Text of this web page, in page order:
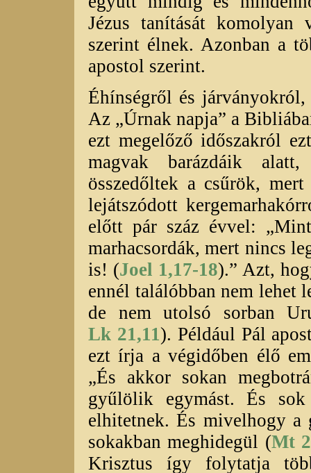
Jézus tanítását
szerint élnek. Azonban a
apostol szerint.
Éhínségről és járványokról,
Az „Úrnak napja” a
ezt megelőző időszakról
magvak barázdáik
összedőltek a csűrök,
lejátszódott
előtt pár száz évvel:
marhacsordák, mert nincs
is! (Joel 1,17-18).” Azt,
ennél találóbban nem lehet
de nem utolsó sorban
Lk 21,11). Például Pál
ezt írja a végidőben élő
„És akkor sokan
gyűlölik egymást. És
elhitetnek. És mivelhogy a
sokakban meghidegül (Mt
Krisztus így folytatja